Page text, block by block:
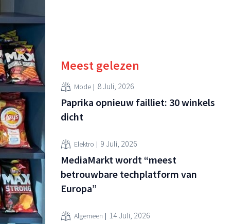
Meest gelezen
Mode 8 Juli, 2026
Paprika opnieuw failliet: 30 winkels
dicht
Elektro 9 Juli, 2026
MediaMarkt wordt “meest
betrouwbare techplatform van
Europa”
Algemeen 14 Juli, 2026